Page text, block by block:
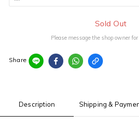
Sold Out
Please message the shop owner
Share
Description Shipping &